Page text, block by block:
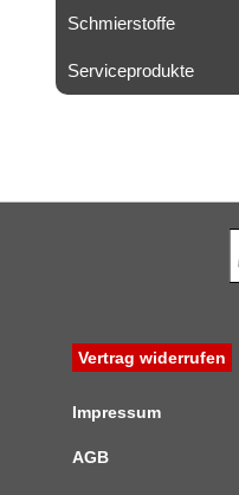
Schmierstoffe
Serviceprodukte
Vertrag widerrufen
Impressum
AGB